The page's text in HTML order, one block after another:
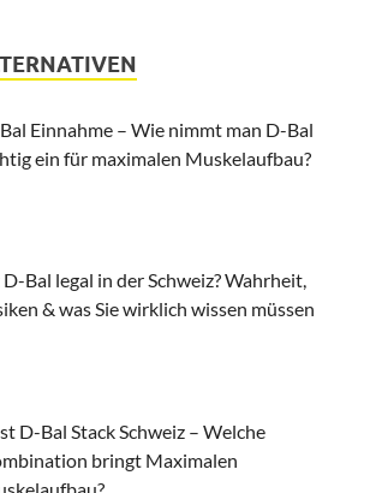
Einnahme – Wie nimmt man D-Bal
ein für maximalen Muskelaufbau?
Bal legal in der Schweiz? Wahrheit,
& was Sie wirklich wissen müssen
D-Bal Stack Schweiz – Welche
bringt Maximalen